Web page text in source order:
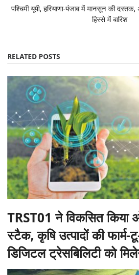
पश्चिमी यूपी, हरियाणा-पंजाब में मानसून की
हिस्से में बारिश
RELATED POSTS
TRST01 ने विकसित किया
स्टैक, कृषि उत्पादों की
डिजिटल ट्रेसबिलिटी को